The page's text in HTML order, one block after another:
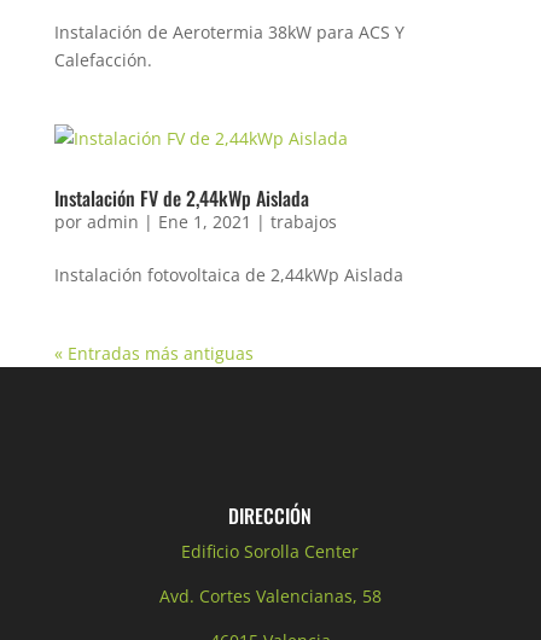
Instalación de Aerotermia 38kW para ACS Y
Calefacción.
Instalación FV de 2,44kWp Aislada
por admin | Ene 1, 2021 | trabajos
Instalación fotovoltaica de 2,44kWp Aislada
« Entradas más antiguas
DIRECCIÓN
Edificio Sorolla Center
Avd. Cortes Valencianas, 58